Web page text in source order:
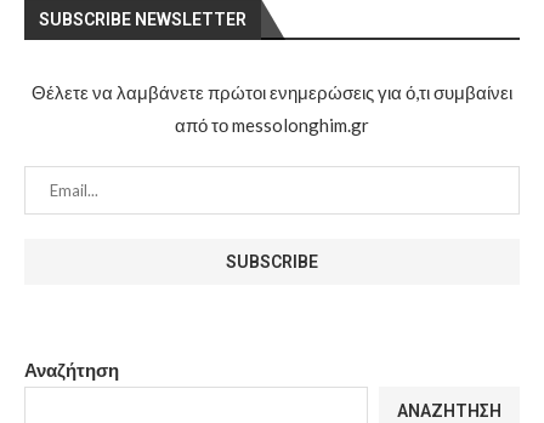
Αναζήτηση
ΑΝΑΖΉΤΗΣΗ
SUBSCRIBE NEWSLETTER
Θέλετε να λαμβάνετε πρώτοι ενημερώσεις για ό,τι συμβαίνει
από το messolonghim.gr